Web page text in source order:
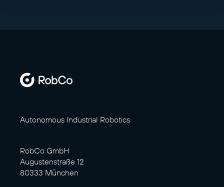
Autonomous Industrial Robotics
RobCo GmbH
Augustenstraße 12
80333 München